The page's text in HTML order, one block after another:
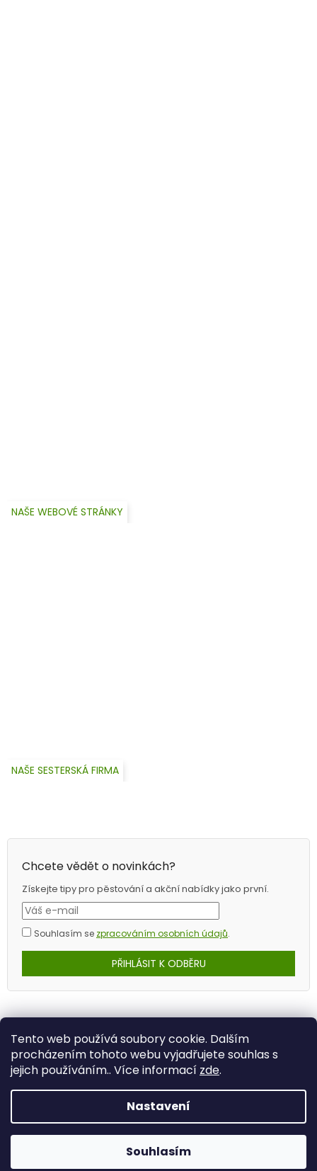
Tento web používá soubory cookie. Dalším
procházením tohoto webu vyjadřujete souhlas s
jejich používáním.. Více informací zde.
Nastavení
Souhlasím
NAŠE WEBOVÉ STRÁNKY
NAŠE SESTERSKÁ FIRMA
Chcete vědět o novinkách?
Získejte tipy pro pěstování a akční nabídky jako první.
Souhlasím se zpracováním osobních údajů.
PŘIHLÁSIT K ODBĚRU
Vytvořil Shoptet
BB Com s.r.o.. Všechna práva vyhrazena.